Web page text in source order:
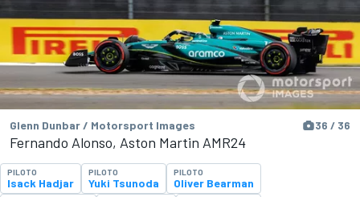
Glenn Dunbar / Motorsport Images 36 / 36
Fernando Alonso, Aston Martin AMR24
PILOTO
Isack Hadjar
PILOTO
Yuki Tsunoda
PILOTO
Oliver Bearman